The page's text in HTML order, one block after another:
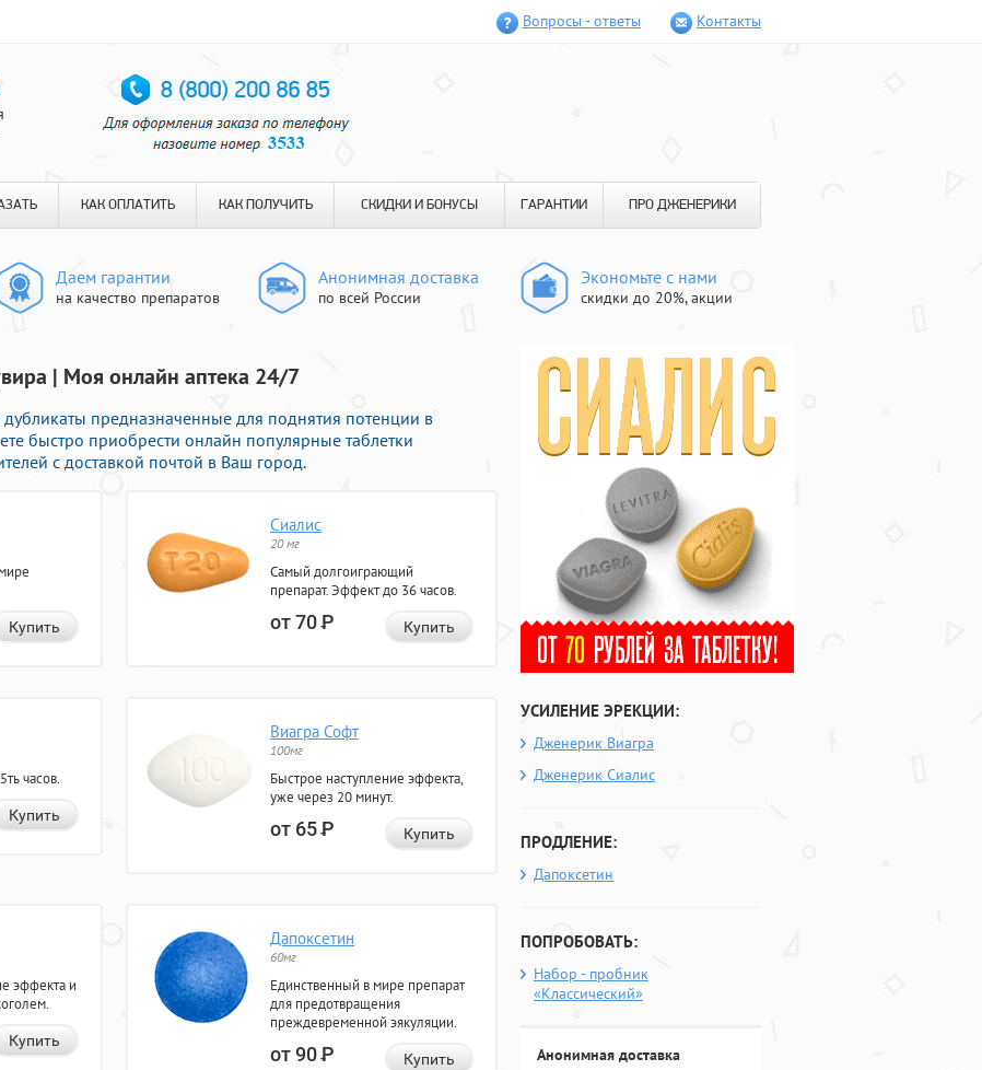
Вопросы - ответы Контакты
КАК ОПЛАТИТЬ КАК ПОЛУЧИТЬ СКИДКИ И БОНУСЫ ГАРАНТИИ ПРО ДЖЕНЕРИКИ
Даем гарантии
на качество препаратов
Анонимная доставка
по всей России
Экономьте с нами
скидки до 20%, акции
| Моя онлайн аптека 24/7
предназначенные для поднятия потенции в
быстро приобрести онлайн популярные таблетки
с доставкой почтой в Ваш город.
Купить
Сиалис
20 мг
Самый долгоиграющий
препарат. Эффект до 36 часов.
от 70Р Купить
часов.
Купить
Виагра Софт
100мг
Быстрое наступление эффекта,
уже через 20 минут.
от 65Р Купить
эффекта и
Купить
Дапоксетин
60мг
Единственный в мире препарат
для предотвращения
преждевременной эякуляции.
от 90Р Купить
УСИЛЕНИЕ ЭРЕКЦИИ:
Дженерик Виагра
Дженерик Сиалис
ПРОДЛЕНИЕ:
Дапоксетин
ПОПРОБОВАТЬ:
Набор - пробник
«Классический»
Анонимная доставка